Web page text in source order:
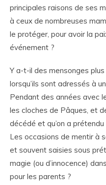
principales raisons de ses
à ceux de nombreuses
le protéger, pour avoir la
événement ?
Y a-t-il des mensonges
lorsqu’ils sont adressés à
Pendant des années avec
les cloches de Pâques, et
décédé et qu’on a
Les occasions de mentir à
et souvent saisies sous
magie (ou d’innocence)
pour les parents ?